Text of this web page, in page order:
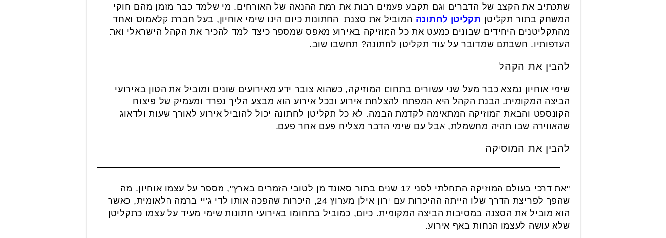
שתכתיב את הקצב של הדברים וגם תקבע פעמים רבות את רמת ההנאה של האורחים. מי שלמד כבר מזמן מהם חוקי
המשחק בתור תקליטן תקליטן לחתונה המוביל את סצנת החתונות כיום הינו שימי אוחיון, בעל חברת קלאמוס ואחד
מהתקליטנים היחידים שבונים כמעט את כל המוזיקה באירוע מאפס שמספר כיצד למד להכיר את הקהל הישראלי ואת
העדפותיו. חשבתם שמדובר על עוד תקליטן לחתונה? תחשבו שוב.
להבין את הקהל
שימי אוחיון נמצא כבר מעל שני עשורים בתחום המוזיקה, כשהוא צובר ידע מאירועים שונים ומוביל את הטון באירועי
הביצה המקומית. הבנת הקהל היא המפתח להצלחת אירוע ובכל אירוע הוא מבצע הליך נפרד ומעמיק של פיצוח
הקונספט והבאת המוזיקה המתאימה לקדמת הבמה. לא כל תקליטן לחתונה יכול להוביל אירוע לאורך שעות ולדאוג
שהאווירה שבו תהיה מחשמלת, אבל עם שימי הדבר מצליח פעם אחר פעם.
להבין את המוסיקה
"את דרכי בעולם המוזיקה התחלתי לפני 17 שנים בתור סאונד מן לטובי הזמרים בארץ", מספר על עצמו אוחיון. מה
שהפך לפריצת הדרך שלו הייתה ההיכרות עם ירון אילן מערוץ 24, היכרות שהפכה אותו לדי ג'יי ברמה הלאומית, כאשר
הוא מוביל את הסצנה במסיבות הביצה המקומית. כיום, כמוביל בתחומו באירועי חתונות שימי מעיד על עצמו כתקליטן
שלא עושה לעצמו הנחות באף אירוע.